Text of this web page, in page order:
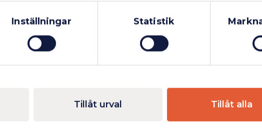
Inställningar Statistik
Tillåt urval Tillåt alla
Finns i lager